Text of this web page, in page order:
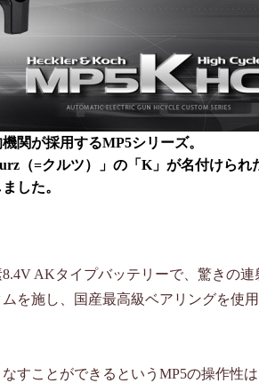
関が採用するMP5シリーズ。
（=クルツ）」の「K」が名付けられ
した。
AKタイプバッテリーで、驚きの
を施し、国産最高級ベアリングを使
すことができるというMP5の操作性